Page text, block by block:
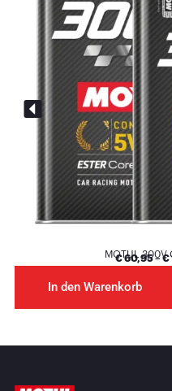
MOTUL 300V
€60,95 –€
In den Warenkorb